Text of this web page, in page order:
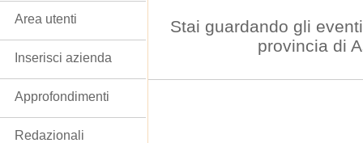
Stai guardando gli
provincia di
Area utenti
Inserisci azienda
Approfondimenti
Redazionali